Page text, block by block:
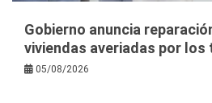
Gobierno anuncia
viviendas averiadas por
05/08/2026